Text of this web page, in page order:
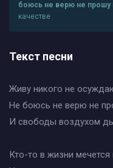
боюсь не верю не прошу
качестве
Текст песни
Живу никого не
Не боюсь не верю не
И свободы воздухом
Кто-то в жизни мечется